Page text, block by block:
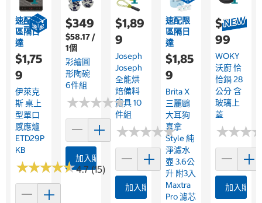
速配限
區隔日
達
$1,75
9
伊萊克
斯 桌上
型單口
感應爐
ETD29P
KB
★★★★★
★★★★★4.7 (15)
$349
$58.17 /
1個
彩繪圓
形陶碗
6件組
★★★★★
★★★★★
加入購物車
$1,89
9
Joseph
Joseph
全能烘
焙備料
用具 10
件組
★★★★★
★★★★★
加入購物車
速配限
區隔日
達
$1,85
9
Brita X
三麗鷗
大耳狗
喜拿
Style 純
淨濾水
壺 3.6公
升 附3入
Maxtra
Pro 濾芯
$2,4
99
WOKY
沃廚 恰
恰鍋 28
公分 含
玻璃上
蓋
★★★
★★★
加入購物